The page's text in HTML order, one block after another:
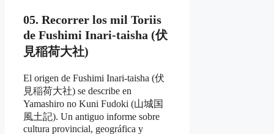
05. Recorrer los mil Toriis
de Fushimi Inari-taisha (伏
見稲荷大社)
El origen de Fushimi Inari-taisha (伏
見稲荷大社) se describe en
Yamashiro no Kuni Fudoki (山城国
風土記). Un antiguo informe sobre
cultura provincial, geográfica y